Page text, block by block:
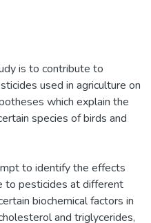
is to contribute to
used in agriculture on
which explain the
species of birds and
to identify the effects
to pesticides at different
biochemical factors in
and triglycerides,